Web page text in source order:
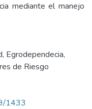
mediante el manejo
, Egrodependecia,
de Riesgo
1433